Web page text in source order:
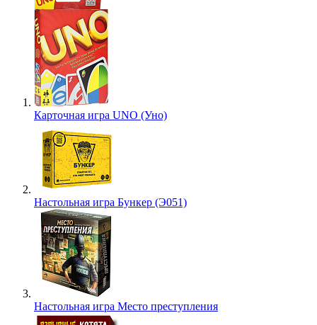
Карточная игра UNO (Уно)
Настольная игра Бункер (Э051)
Настольная игра Место преступления